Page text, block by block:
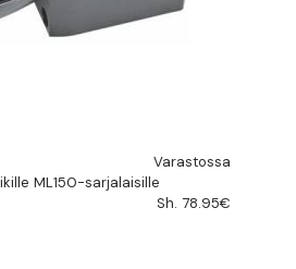
Varastossa
ML150-sarjalaisille
Sh. 78.95€